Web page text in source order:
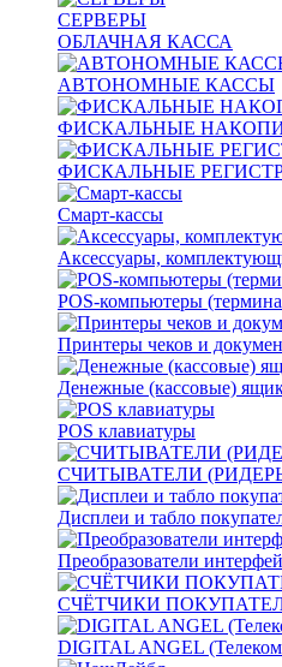
СЕРВЕРЫ
ОБЛАЧНАЯ КАССА
АВТОНОМНЫЕ КАССЫ
ФИСКАЛЬНЫЕ
ФИСКАЛЬНЫЕ
Смарт-кассы
Аксессуары,
POS-компьютеры
Принтеры чеков и
Денежные (кассовые)
POS клавиатуры
СЧИТЫВАТЕЛИ
Дисплеи и табло
Преобразователи
СЧЁТЧИКИ
DIGITAL ANGEL